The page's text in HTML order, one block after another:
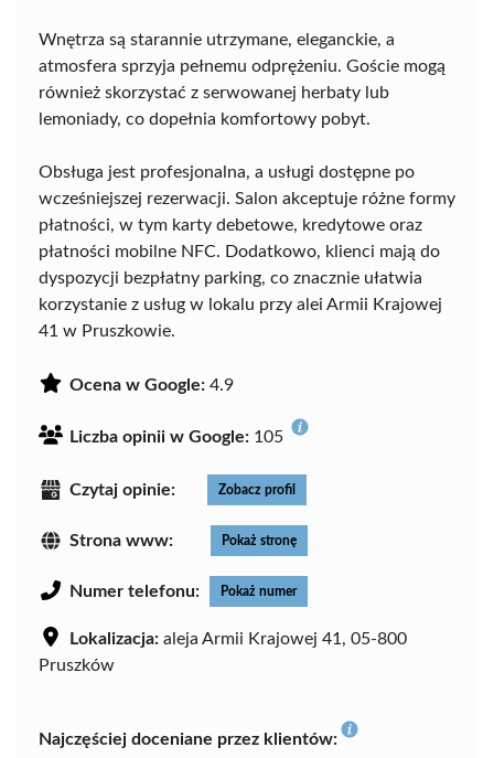
Wnętrza są starannie utrzymane, eleganckie, a
atmosfera sprzyja pełnemu odprężeniu. Goście mogą
również skorzystać z serwowanej herbaty lub
lemoniady, co dopełnia komfortowy pobyt.
Obsługa jest profesjonalna, a usługi dostępne po
wcześniejszej rezerwacji. Salon akceptuje różne formy
płatności, w tym karty debetowe, kredytowe oraz
płatności mobilne NFC. Dodatkowo, klienci mają do
dyspozycji bezpłatny parking, co znacznie ułatwia
korzystanie z usług w lokalu przy alei Armii Krajowej
41 w Pruszkowie.
Ocena w Google: 4.9
Liczba opinii w Google: 105
Czytaj opinie: Zobacz profil
Strona www: Pokaż stronę
Numer telefonu: Pokaż numer
Lokalizacja: aleja Armii Krajowej 41, 05-800
Pruszków
Najczęściej doceniane przez klientów: